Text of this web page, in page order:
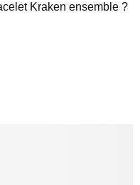
Kraken ensemble ?